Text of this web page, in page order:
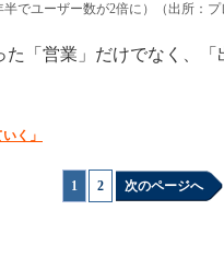
でユーザー数が2倍に）（出所：プ
「営業」だけでなく、「
く」
1 2 次のページへ